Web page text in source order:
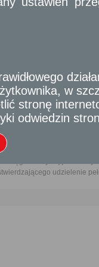
wraz z dowodem
Terminy wynikające z kpa
udzielenie
w
stronę
odwiedzin stron